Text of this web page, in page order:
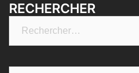
RECHERCHER